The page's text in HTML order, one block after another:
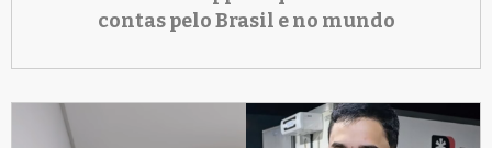
contas pelo Brasil e no mundo